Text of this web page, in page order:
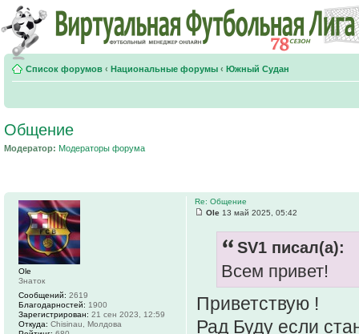
Список форумов ‹ Национальные форумы ‹ Южный Судан
Общение
Модератор: Модераторы форума
Re: Общение
Ole 13 май 2025, 05:42
SV1 писал(а):
Всем привет!
Приветствую !
Рад Буду если
Ole
Знаток
Сообщений: 2619
Благодарностей: 1900
Зарегистрирован: 21 сен 2023, 12:59
Откуда: Chisinau, Молдова